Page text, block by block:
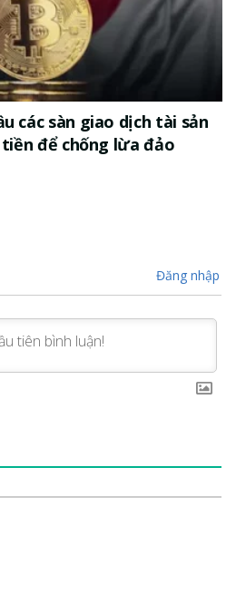
các sàn giao dịch tài sản
để chống lừa đảo
Đăng nhập